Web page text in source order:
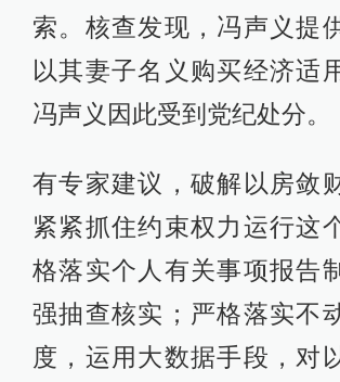
索。核查发现，冯声义提
以其妻子名义购买经济适
冯声义因此受到党纪处分。
有专家建议，破解以房敛
紧紧抓住约束权力运行这
格落实个人有关事项报告
强抽查核实；严格落实不
度，运用大数据手段，对